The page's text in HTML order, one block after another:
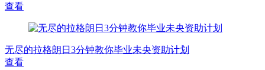
查看
无尽的拉格朗日3分钟教你毕业未央资助计划
查看